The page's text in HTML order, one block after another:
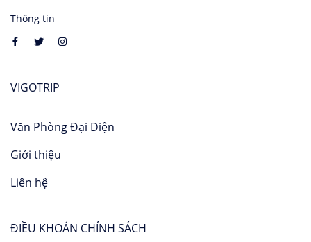
Thông tin
VIGOTRIP
Văn Phòng Đại Diện
Giới thiệu
Liên hệ
ĐIỀU KHOẢN CHÍNH SÁCH